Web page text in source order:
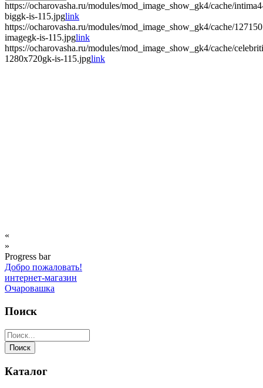
https://ocharovasha.ru/modules/mod_image_show_gk4/cache/
biggk-is-115.jpglink
https://ocharovasha.ru/modules/mod_image_show_gk4/cache/
imagegk-is-115.jpglink
https://ocharovasha.ru/modules/mod_image_show_gk4/cache/
1280x720gk-is-115.jpglink
«
»
Progress bar
Добро пожаловать!
интернет-магазин
Очаровашка
Поиск
Поиск
Каталог